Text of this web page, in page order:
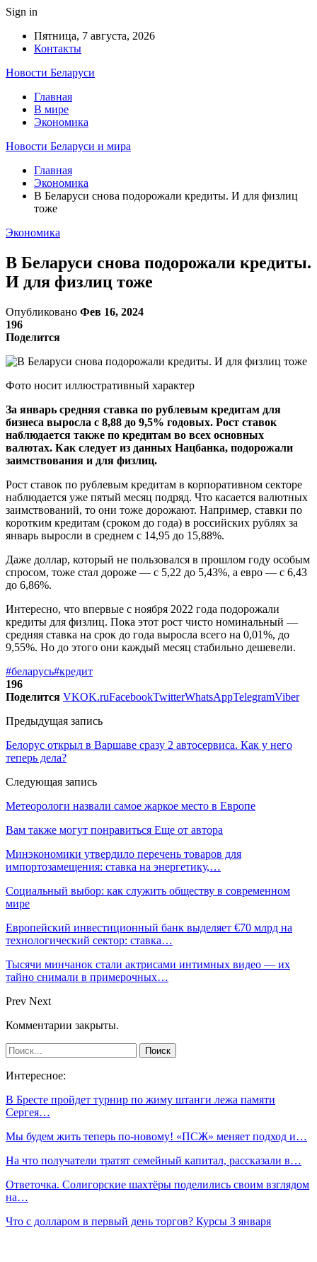
Sign in
Пятница, 7 августа, 2026
Контакты
Новости Беларуси
Главная
В мире
Экономика
Новости Беларуси и мира
Главная
Экономика
В Беларуси снова подорожали кредиты. И для физлиц
тоже
Экономика
В Беларуси снова подорожали кредиты.
И для физлиц тоже
Опубликовано Фев 16, 2024
196
Поделится
Фото носит иллюстративный характер
За январь средняя ставка по рублевым кредитам для
бизнеса выросла с 8,88 до 9,5% годовых. Рост ставок
наблюдается также по кредитам во всех основных
валютах. Как следует из данных Нацбанка, подорожали
заимствования и для физлиц.
Рост ставок по рублевым кредитам в корпоративном секторе
наблюдается уже пятый месяц подряд. Что касается валютных
заимствований, то они тоже дорожают. Например, ставки по
коротким кредитам (сроком до года) в российских рублях за
январь выросли в среднем с 14,95 до 15,88%.
Даже доллар, который не пользовался в прошлом году особым
спросом, тоже стал дороже — с 5,22 до 5,43%, а евро — с 6,43
до 6,86%.
Интересно, что впервые с ноября 2022 года подорожали
кредиты для физлиц. Пока этот рост чисто номинальный —
средняя ставка на срок до года выросла всего на 0,01%, до
9,55%. Но до этого они каждый месяц стабильно дешевели.
#беларусь#кредит
196
Поделится VKOK.ruFacebookTwitterWhatsAppTelegramViber
Предыдущая запись
Белорус открыл в Варшаве сразу 2 автосервиса. Как у него
теперь дела?
Следующая запись
Метеорологи назвали самое жаркое место в Европе
Вам также могут понравиться Еще от автора
Минэкономики утвердило перечень товаров для
импортозамещения: ставка на энергетику,…
Социальный выбор: как служить обществу в современном
мире
Европейский инвестиционный банк выделяет €70 млрд на
технологический сектор: ставка…
Тысячи минчанок стали актрисами интимных видео — их
тайно снимали в примерочных…
Prev Next
Комментарии закрыты.
Интересное:
В Бресте пройдет турнир по жиму штанги лежа памяти
Сергея…
Мы будем жить теперь по-новому! «ПСЖ» меняет подход и…
На что получатели тратят семейный капитал, рассказали в…
Ответочка. Солигорские шахтёры поделились своим взглядом
на…
Что с долларом в первый день торгов? Курсы 3 января